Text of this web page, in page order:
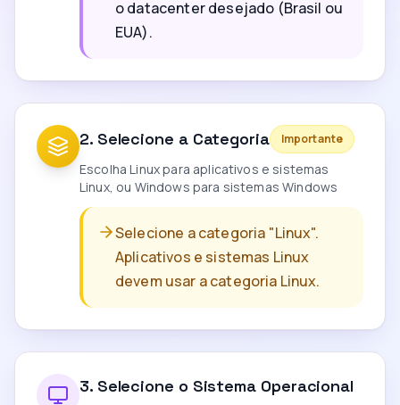
o datacenter desejado (Brasil ou
EUA).
2. Selecione a Categoria Importante
Escolha Linux para aplicativos e sistemas
Linux, ou Windows para sistemas Windows
Selecione a categoria "Linux".
Aplicativos e sistemas Linux
devem usar a categoria Linux.
3. Selecione o Sistema Operacional